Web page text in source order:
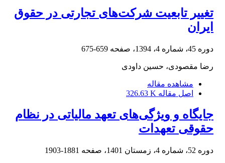
تغییر تابعیت شرکت‌های تجارتی در حقوق
ایران
دوره 45، شماره 4، 1394، صفحه 659-675
رضا مقصودی، حسین داودی
مشاهده مقاله
اصل مقاله 326.63 K
جایگاه و ویژگی‌های تعهد مالیاتی در نظام
حقوقی تعهدات
دوره 52، شماره 4، زمستان 1401، صفحه 1881-1903